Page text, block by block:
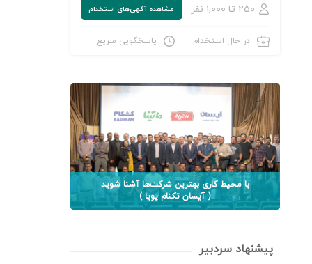
۲۵۰ تا ۱,۰۰۰ نفر
مشاهده‌ آگهی‌های استخدام
در حال استخدام پاسخگویی سریع
با محیط کاری بهترین شرکت‌ها آشنا شوید
( آیسان تکنام پویا )
پیشنهاد سردبیر